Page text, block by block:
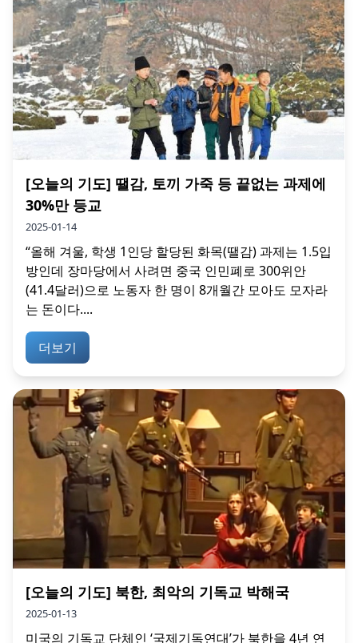
[오늘의 기도] 땔감, 토끼 가죽 등 끝없는 과제에
30%만 등교
2025-01-14
“올해 겨울, 학생 1인당 할당된 화목(땔감) 과제는 1.5입
방인데 장마당에서 사려면 중국 인민폐로 300위안
(41.4달러)으로 노동자 한 명이 8개월간 모아도 모자라
는 돈이다....
더보기
[오늘의 기도] 북한, 최악의 기독교 박해국
2025-01-13
미국의 기독교 단체인 ‘국제기독연대’가 북한을 4년 연